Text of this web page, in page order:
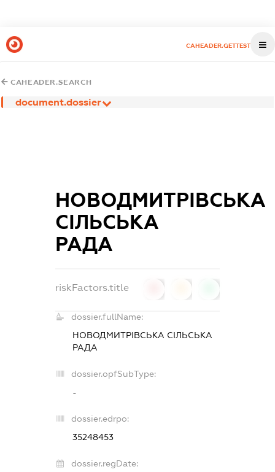
CAHEADER.GETTEST
CAHEADER.SEARCH
document.dossier
НОВОДМИТРІВСЬКА
СІЛЬСЬКА
РАДА
riskFactors.title
dossier.fullName:
НОВОДМИТРІВСЬКА СІЛЬСЬКА
РАДА
dossier.opfSubType:
-
dossier.edrpo:
35248453
dossier.regDate: